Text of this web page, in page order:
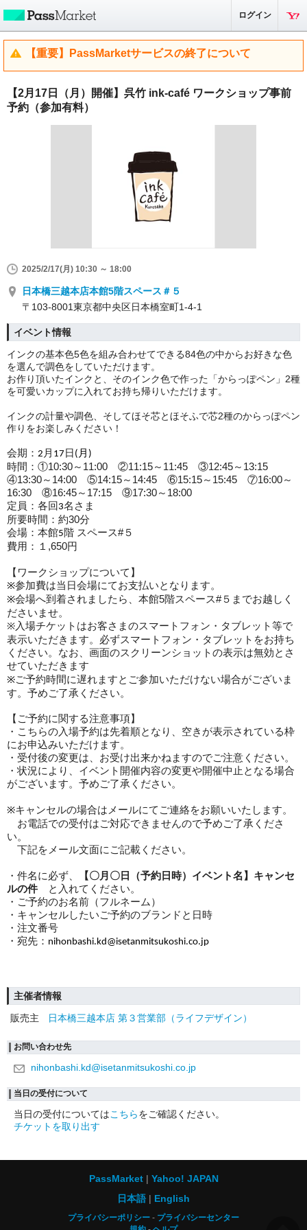
ログイン
【重要】PassMarketサービスの終了について
【2月17日（月）開催】呉竹 ink-café ワークショップ事前
予約（参加有料）
2025/2/17(月) 10:30 ～ 18:00
日本橋三越本店本館5階スペース＃５
〒103-8001東京都中央区日本橋室町1-4-1
イベント情報
インクの基本色5色を組み合わせてできる84色の中からお好きな色
を選んで調色をしていただけます。
お作り頂いたインクと、そのインク色で作った「からっぽペン」2種
を可愛いカップに入れてお持ち帰りいただけます。
インクの計量や調色、そしてほそ芯とほそふで芯2種のからっぽペン
作りをお楽しみください！
会期： 2 月 17 日 (月 )
時間：①10:30～11:00 ②11:15～11:45 ③12:45～13:15
④13:30～14:00 ⑤14:15～14:45 ⑥15:15～15:45 ⑦16:00～
16:30 ⑧16:45～17:15 ⑨17:30～18:00
定員：各回 3名さま
所要時間：約30分
会場：本館5 階 スペース#５
費用：１,650円
【 ワークショップについて 】
※参加費は当日会場にてお支払いとなります。
※会場へ到着されましたら、本館5階スペース#５ までお越しく
ださいませ。
※ 入場チケットはお客さまのスマートフォン・タブレット等で
表示いただきます。必ずスマートフォン・タブレットをお持ち
ください。なお、画面のスクリーンショットの表示は無効とさ
せていただきます
※ご予約時間に遅れますとご参加いただけない場合がございま
す。予めご了承ください。
【 ご予約に関する注意事項】
・こちらの入場予約は先着順と なり、空きが表示されている枠
にお申込みいただけます。
・受付後の変更は、お受け出来かねますのでご注意ください。
・状況により、イベント開催内容の変更や開催中止となる場合
がございます。予めご了承ください。
※キャンセルの場合はメールにてご連絡をお願いいたします。
お電話での受付はご対応できませんので予めご了承くださ
い。
下記をメール文面にご記載ください。
・件名に必ず、 【〇月〇日（予約日時）イベント名 】 キャンセ
ルの件
と入れてください。
・ご予約のお名前（フルネーム）
・キャンセルしたいご予約のブランドと日時
・注文番号
・宛先： nihonbashi.kd@isetanmitsukoshi.co.jp
主催者情報
販売主
日本橋三越本店 第３営業部（ライフデザイン）
お問い合わせ先
nihonbashi.kd@isetanmitsukoshi.co.jp
当日の受付について
当日の受付についてはこちらをご確認ください。
チケットを取り出す
PassMarket
Yahoo! JAPAN
日本語
English
プライバシーポリシー
プライバシーセンター